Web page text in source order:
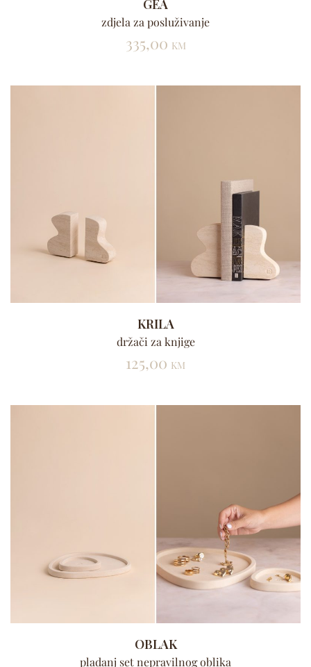
GEA
zdjela za posluživanje
335,00 KM
KRILA
držači za knjige
125,00 KM
OBLAK
pladanj set nepravilnog oblika